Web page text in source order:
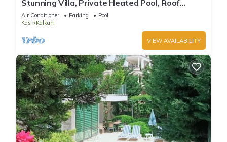
Stunning Villa, Private Heated Pool, Roof
Terrace Bar, Pool Table, 200m to beach
Air Conditioner Parking
Pool
Kas
Kalkan
VIEW AVAILABILITY